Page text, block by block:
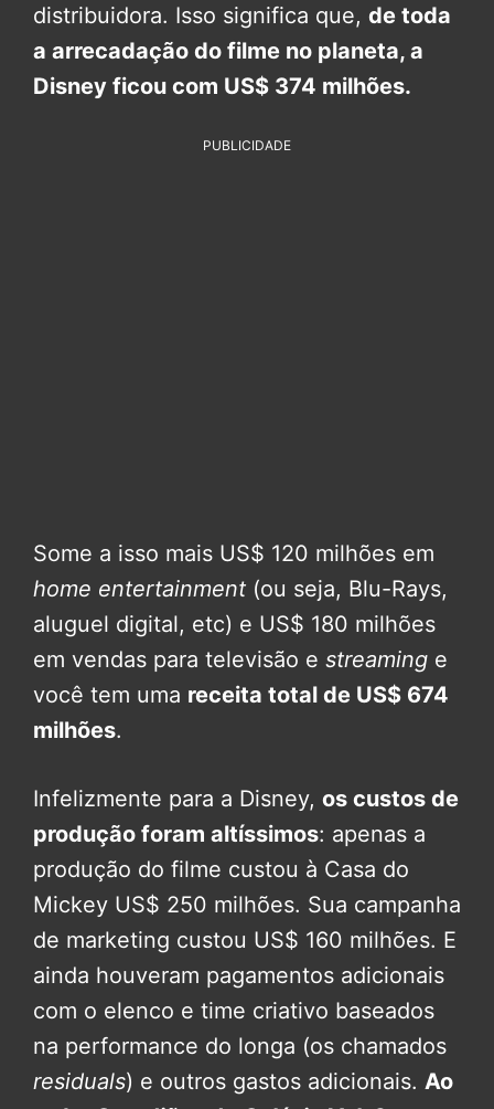
distribuidora. Isso significa que, de toda
a arrecadação do filme no planeta, a
Disney ficou com US$ 374 milhões.
PUBLICIDADE
Some a isso mais US$ 120 milhões em
home entertainment (ou seja, Blu-Rays,
aluguel digital, etc) e US$ 180 milhões
em vendas para televisão e streaming e
você tem uma receita total de US$ 674
milhões.
Infelizmente para a Disney, os custos de
produção foram altíssimos: apenas a
produção do filme custou à Casa do
Mickey US$ 250 milhões. Sua campanha
de marketing custou US$ 160 milhões. E
ainda houveram pagamentos adicionais
com o elenco e time criativo baseados
na performance do longa (os chamados
residuals) e outros gastos adicionais. Ao